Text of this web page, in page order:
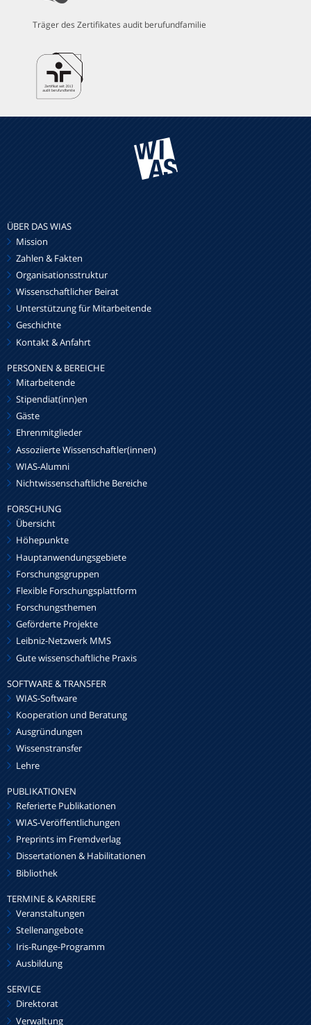
Träger des Zertifikates audit berufundfamilie
ÜBER DAS WIAS
Mission
Zahlen & Fakten
Organisationsstruktur
Wissenschaftlicher Beirat
Unterstützung für Mitarbeitende
Geschichte
Kontakt & Anfahrt
PERSONEN & BEREICHE
Mitarbeitende
Stipendiat(inn)en
Gäste
Ehrenmitglieder
Assoziierte Wissenschaftler(innen)
WIAS-Alumni
Nichtwissenschaftliche Bereiche
FORSCHUNG
Übersicht
Höhepunkte
Hauptanwendungsgebiete
Forschungsgruppen
Flexible Forschungsplattform
Forschungsthemen
Geförderte Projekte
Leibniz-Netzwerk MMS
Gute wissenschaftliche Praxis
SOFTWARE & TRANSFER
WIAS-Software
Kooperation und Beratung
Ausgründungen
Wissenstransfer
Lehre
PUBLIKATIONEN
Referierte Publikationen
WIAS-Veröffentlichungen
Preprints im Fremdverlag
Dissertationen & Habilitationen
Bibliothek
TERMINE & KARRIERE
Veranstaltungen
Stellenangebote
Iris-Runge-Programm
Ausbildung
SERVICE
Direktorat
Verwaltung